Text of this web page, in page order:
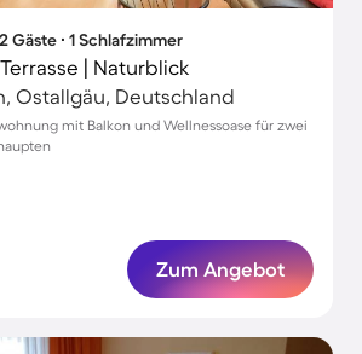
Gäste ∙ 1 Schlafzimmer
| Naturblick
Ostallgäu, Deutschland
mit Balkon und Wellnessoase für zwei
Zum Angebot